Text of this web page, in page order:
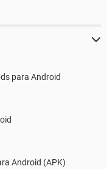
para Android
Android (APK)